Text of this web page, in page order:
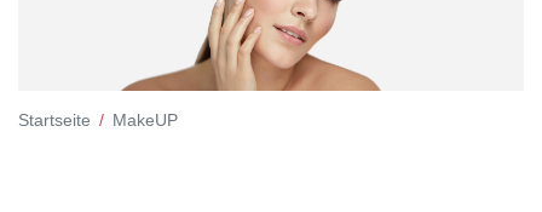
Startseite MakeUP